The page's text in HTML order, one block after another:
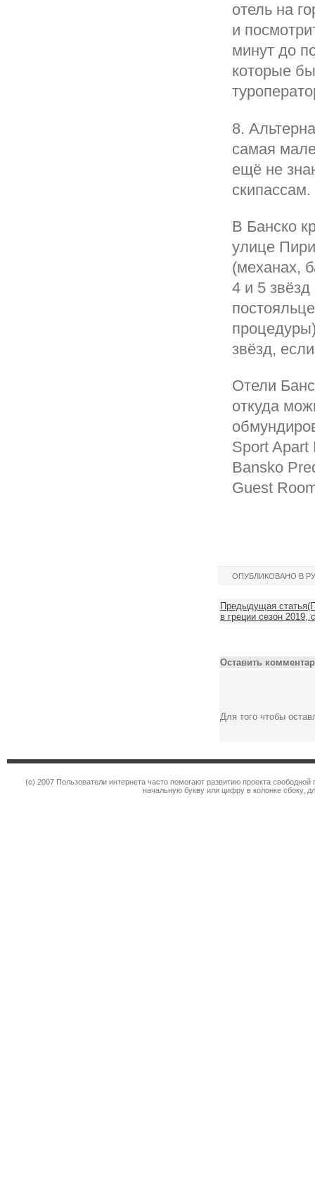
отель на
и
минут до
которые
8.
самая
ещё не
скипассам.
В Банско
улице
(механах,
4 и 5
звёзд,
Отели
откуда
Sport Apart
Bansko
Guest
ОПУБЛИКОВАНО В
Предыдущая
в греции сезон 2019,
Оставить
Для того чтобы
(c) 2007 Пользователи интернета часто помогают развитию проекта
начальную букву или цифру в колонке сбоку,